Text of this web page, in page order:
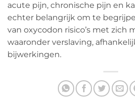
acute pijn, chronische pijn en
echter belangrijk om te
van oxycodon risico’s met zich
waaronder verslaving,
bijwerkingen.